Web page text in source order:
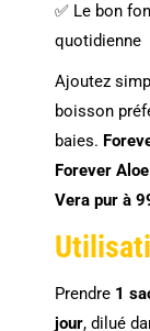
✅ Le bon
quotidienne
Ajoutez
boisson
baies.
Forever
Vera pur à
Prendre 1
jour, dilué